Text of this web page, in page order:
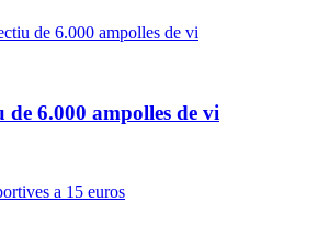
6.000 ampolles de vi